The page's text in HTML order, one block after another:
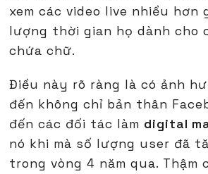
xem các video live nhiều hơn
lượng thời gian họ dành cho
chứa chữ.
Điều này rõ ràng là có ảnh
đến không chỉ bản thân
đến các đối tác làm digital
nó khi mà số lượng user đã
trong vòng 4 năm qua. Thậm